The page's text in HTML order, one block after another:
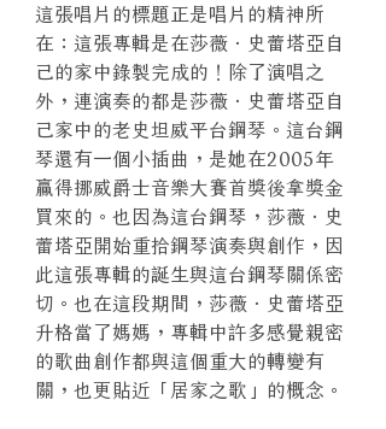
這張唱片的標題正是唱片的精神所
在：這張專輯是在莎薇．史蕾塔亞自
己的家中錄製完成的！除了演唱之
外，連演奏的都是莎薇．史蕾塔亞自
己家中的老史坦威平台鋼琴。這台鋼
琴還有一個小插曲，是她在2005年
贏得挪威爵士音樂大賽首獎後拿獎金
買來的。也因為這台鋼琴，莎薇．史
蕾塔亞開始重拾鋼琴演奏與創作，因
此這張專輯的誕生與這台鋼琴關係密
切。也在這段期間，莎薇．史蕾塔亞
升格當了媽媽，專輯中許多感覺親密
的歌曲創作都與這個重大的轉變有
關，也更貼近「居家之歌」的概念。